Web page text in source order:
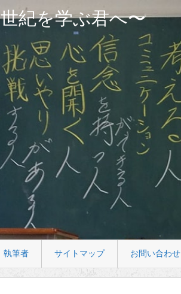
紀を学ぶ君へ〜
執筆者 サイトマップ お問い合わせ